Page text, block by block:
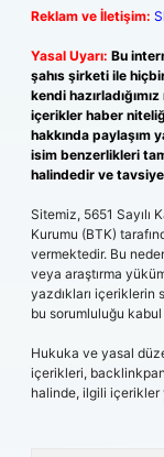
Reklam ve İletişim:
Yasal Uyarı: Bu
şahıs şirketi ile
kendi
içerikler haber
hakkında paylaşım
isim benzerlikleri
halindedir ve
Sitemiz, 5651 Sayılı
Kurumu (BTK)
vermektedir. Bu
veya araştırma
yazdıkları içeriklerin
bu sorumluluğu kabul
Hukuka ve yasal
içerikleri,
halinde, ilgili içerikler